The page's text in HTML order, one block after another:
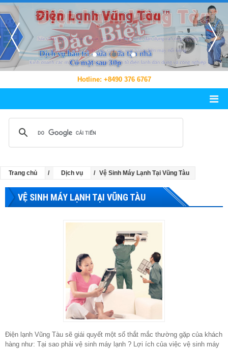
Hotline: +8490 376 6767
Trang chủ Dịch vụ Vệ Sinh Máy Lạnh Tại Vũng Tàu
VỆ SINH MÁY LẠNH TẠI VŨNG TÀU
Điện lạnh Vũng Tàu sẽ giái quyết một số thắt mắc thường gặp của khách
hàng như: Tại sao phải vệ sinh máy lạnh ? Lợi ích của việc vệ sinh máy